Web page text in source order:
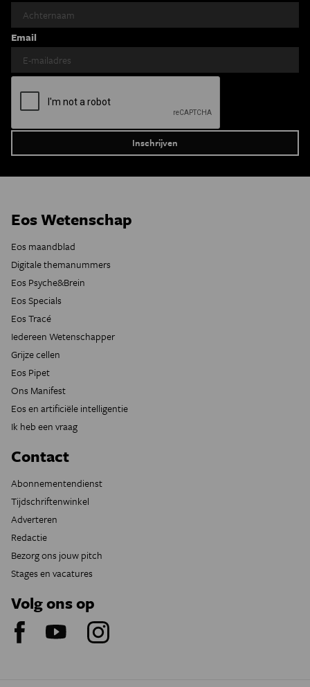
Email
Eos Wetenschap
Eos maandblad
Digitale themanummers
Eos Psyche&Brein
Eos Specials
Eos Tracé
Iedereen Wetenschapper
Grijze cellen
Eos Pipet
Ons Manifest
Eos en artificiële intelligentie
Ik heb een vraag
Contact
Abonnementendienst
Tijdschriftenwinkel
Adverteren
Redactie
Bezorg ons jouw pitch
Stages en vacatures
Volg ons op